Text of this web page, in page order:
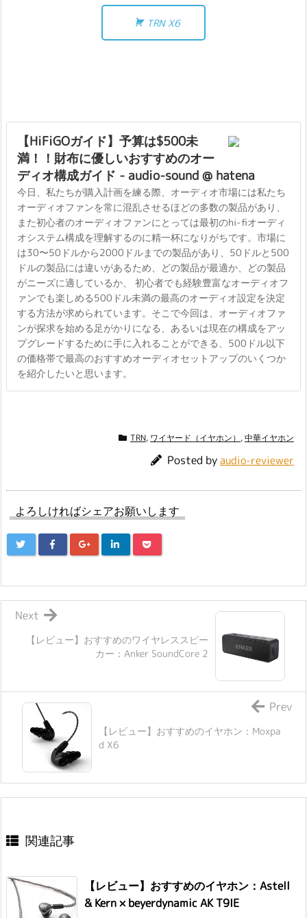
TRN X6
【HiFiGOガイド】予算は$500未
満！！財布に優しいおすすめのオー
ディオ構成ガイド - audio-sound @ hatena
今日、私たちが購入計画を練る際、オーディオ市場には私たち
オーディオファンを常に混乱させるほどの多数の製品があり、
また初心者のオーディオファンにとっては最初のhi-fiオーディ
オシステム構成を理解するのに精一杯になりがちです。市場に
は30〜50ドルから2000ドルまでの製品があり、50ドルと500
ドルの製品には違いがあるため、どの製品が最適か、どの製品
がニーズに適しているか、 初心者でも経験豊富なオーディオフ
ァンでも楽しめる500ドル未満の最高のオーディオ設定を決定
する方法が求められています。そこで今回は、オーディオファ
ンが探求を始める足がかりになる、あるいは現在の構成をアッ
プグレードするために手に入れることができる、500ドル以下
の価格帯で最高のおすすめオーディオセットアップのいくつか
を紹介したいと思います。
TRN, ワイヤード（イヤホン） ,中華イヤホン
Posted byaudio-reviewer
よろしければシェアお願いします
【レビュー】おすすめのワイヤレススピー
カー：Anker SoundCore 2
Next
【レビュー】おすすめのイヤホン：Moxpa
d X6
Prev
関連記事
【レビュー】おすすめのイヤホン：Astell
& Kern × beyerdynamic AK T9IE